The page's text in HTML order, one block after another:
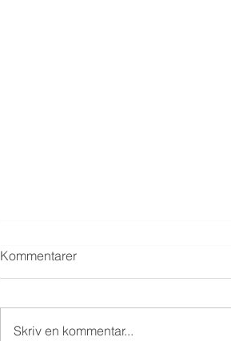
Kommentarer
Skriv en kommentar...